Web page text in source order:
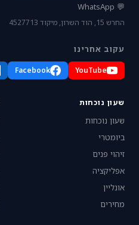
💬 WhatsApp
החרש 15, הוד השרון, מיקוד 4527713
עקוב אחרינו
YouTube
Facebook
שעון נוכחות
שעון נוכחות
ביומטרי
זיהוי פנים
אפליקציה
אונליין
מחירים